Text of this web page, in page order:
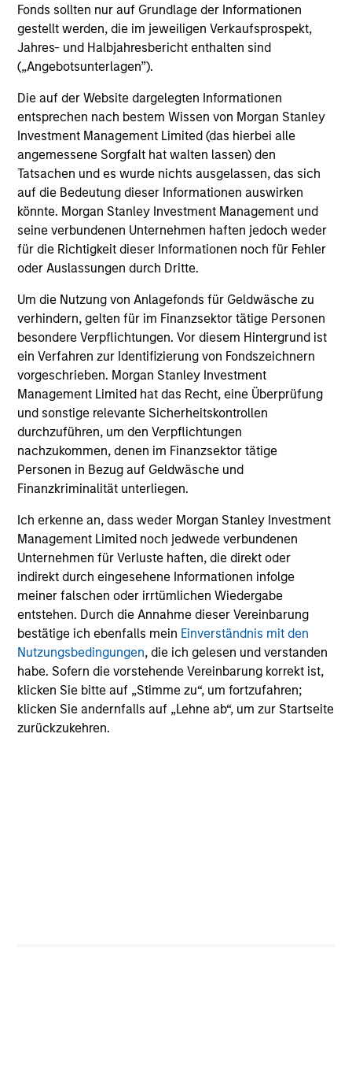
Fonds sollten nur auf Grundlage der Informationen
gestellt werden, die im jeweiligen Verkaufsprospekt,
Jahres- und Halbjahresbericht enthalten sind
(„Angebotsunterlagen”).
Die auf der Website dargelegten Informationen
entsprechen nach bestem Wissen von Morgan Stanley
Investment Management Limited (das hierbei alle
angemessene Sorgfalt hat walten lassen) den
Tatsachen und es wurde nichts ausgelassen, das sich
auf die Bedeutung dieser Informationen auswirken
könnte. Morgan Stanley Investment Management und
seine verbundenen Unternehmen haften jedoch weder
für die Richtigkeit dieser Informationen noch für Fehler
oder Auslassungen durch Dritte.
Um die Nutzung von Anlagefonds für Geldwäsche zu
verhindern, gelten für im Finanzsektor tätige Personen
besondere Verpflichtungen. Vor diesem Hintergrund ist
ein Verfahren zur Identifizierung von Fondszeichnern
vorgeschrieben. Morgan Stanley Investment
Management Limited hat das Recht, eine Überprüfung
und sonstige relevante Sicherheitskontrollen
durchzuführen, um den Verpflichtungen
nachzukommen, denen im Finanzsektor tätige
Personen in Bezug auf Geldwäsche und
Finanzkriminalität unterliegen.
Ich erkenne an, dass weder Morgan Stanley Investment
Management Limited noch jedwede verbundenen
Unternehmen für Verluste haften, die direkt oder
indirekt durch eingesehene Informationen infolge
meiner falschen oder irrtümlichen Wiedergabe
entstehen. Durch die Annahme dieser Vereinbarung
bestätige ich ebenfalls mein Einverständnis mit den
Nutzungsbedingungen, die ich gelesen und verstanden
habe. Sofern die vorstehende Vereinbarung korrekt ist,
klicken Sie bitte auf „Stimme zu“, um fortzufahren;
klicken Sie andernfalls auf „Lehne ab“, um zur Startseite
zurückzukehren.
gemäß dem 1940 Act registriert sind, bis hin zu
semiliquiden Fonds und Privatplatzierungen
Unsere Plattform für
alternative Anlagen
Wir bieten eine Palette von Strategien für
nahezu alle privaten Marktsegmente an.
Private Equity
Asien-Pazifik
Klimaauswirkungen
Mittelstands-Buyout
Co-Investments
Von GP geführte Secondaries
Wachstum/Venture